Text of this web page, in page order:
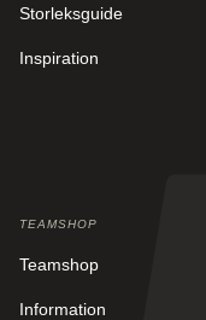
Storleksguide
Inspiration
TEAMSHOP
Teamshop
Information